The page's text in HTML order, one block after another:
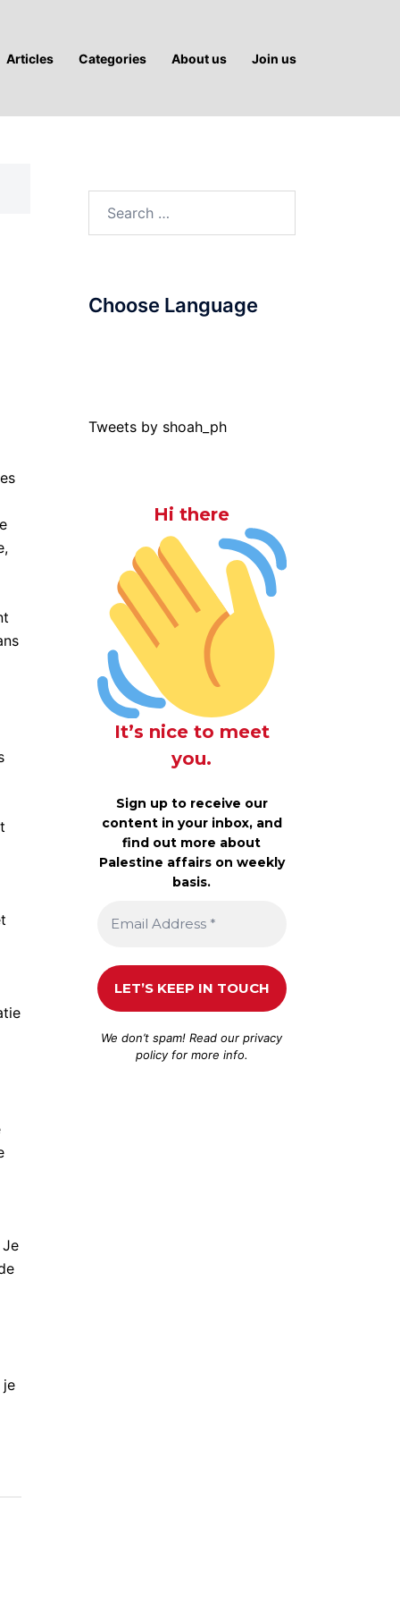
Articles Categories About us Join us
je
Choose Language
Tweets by shoah_ph
Hi there
It’s nice to meet
you.
Sign up to receive our
content in your inbox, and
find out more about
Palestine affairs on weekly
basis.
We don’t spam! Read ourprivacy
policyfor more info.